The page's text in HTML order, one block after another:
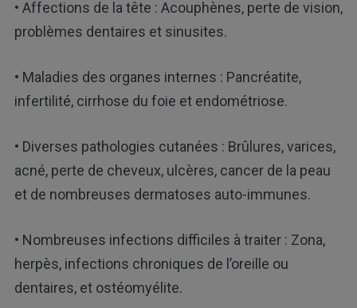
• Affections de la tête : Acouphènes, perte de vision,
problèmes dentaires et sinusites.
• Maladies des organes internes : Pancréatite,
infertilité, cirrhose du foie et endométriose.
• Diverses pathologies cutanées : Brûlures, varices,
acné, perte de cheveux, ulcères, cancer de la peau
et de nombreuses dermatoses auto-immunes.
• Nombreuses infections difficiles à traiter : Zona,
herpès, infections chroniques de l’oreille ou
dentaires, et ostéomyélite.